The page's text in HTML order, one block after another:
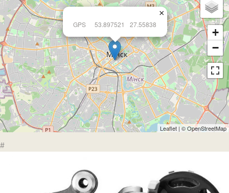
GPS 53.897521 27.55838
×
+
−
Leaflet | ©OpenStreetMap
#